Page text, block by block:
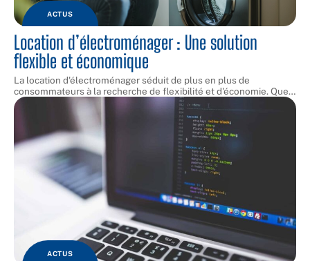
ACTUS
Location d’électroménager : Une solution
flexible et économique
La location d'électroménager séduit de plus en plus de
consommateurs à la recherche de flexibilité et d'économie. Que…
ACTUS